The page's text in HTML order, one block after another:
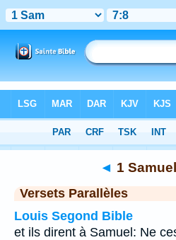
Chapitre 7> Verset 8
◄ 1
Versets Parallèles
Louis Segond Bible
et ils dirent à Samuel: Ne